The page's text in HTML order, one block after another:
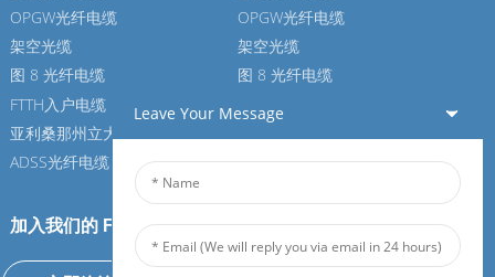
OPGW光纤电缆
架空光缆
图 8 光纤电缆
FTTH入户电缆
亚利桑那州立大学光纤电缆
ADSS光纤电缆
OPGW光纤电缆
架空光缆
图 8 光纤电缆
ADSS光纤电缆
加入我们的 Feiboer
Leave Your Message